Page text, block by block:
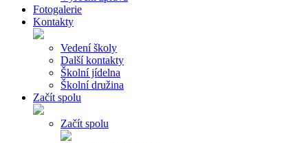
Fotogalerie
Kontakty
Vedení školy
Další kontakty
Školní jídelna
Školní družina
Začít spolu
Začít spolu